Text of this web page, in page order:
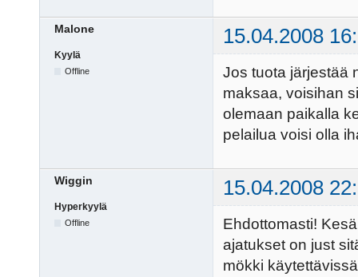
Malone 15.04.2008
Kyylä
Offline
Jos tuota järjestää
maksaa, voisihan
olemaan paikalla
pelailua voisi olla
Wiggin 15.04.2008
Hyperkyylä
Offline
Ehdottomasti!
ajatukset on just
mökki